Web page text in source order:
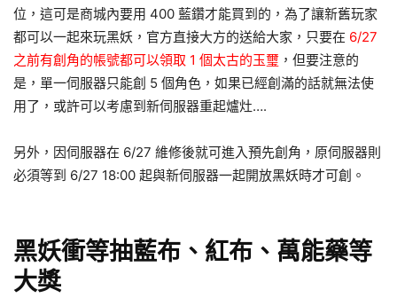
位，這可是商城內要用 400 藍鑽才能買到的，為了讓新舊玩家
都可以一起來玩黑妖，官方直接大方的送給大家，只要在 6/27
之前有創角的帳號都可以領取 1 個太古的玉璽 ，但要注意的
是，單一伺服器只能創 5 個角色，如果已經創滿的話就無法使
用了，或許可以考慮到新伺服器重起爐灶….
另外，因伺服器在 6/27 維修後就可進入預先創角，原伺服器則
必須等到 6/27 18:00 起與新伺服器一起開放黑妖時才可創。
黑妖衝等抽藍布、紅布、萬能藥等
大獎